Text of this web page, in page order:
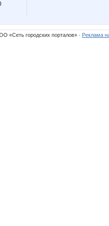
«Сеть городских порталов» · Реклама